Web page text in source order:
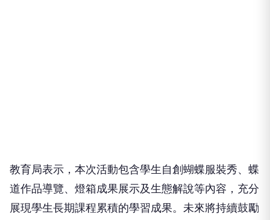
教育局表示，本次活動包含學生自創蝴蝶服裝秀、蝶
道作品導覽、燈箱成果展示及生態解說等內容，充分
展現學生長期課程累積的學習成果。未來將持續鼓勵